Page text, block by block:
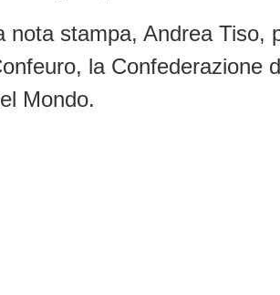
nota stampa, Andrea Tiso,
la Confederazione
Mondo.